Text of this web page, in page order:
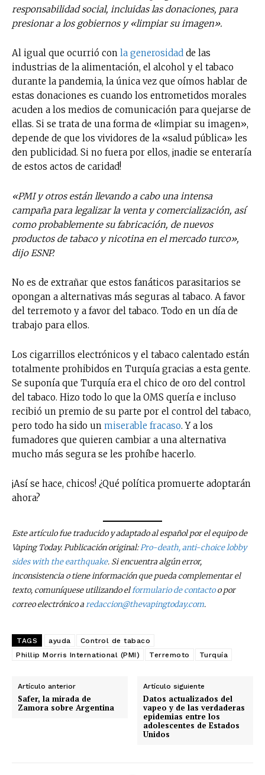
No te pierdas de las
responsabilidad social, incluidas las donaciones, para
presionar a los gobiernos y «limpiar su imagen».
Al igual que ocurrió con la generosidad de las
industrias de la alimentación, el alcohol y el tabaco
durante la pandemia, la única vez que oímos hablar de
estas donaciones es cuando los entrometidos morales
acuden a los medios de comunicación para quejarse de
ellas. Si se trata de una forma de «limpiar su imagen»,
depende de que los vividores de la «salud pública» les
den publicidad. Si no fuera por ellos, ¡nadie se enteraría
de estos actos de caridad!
«PMI y otros están llevando a cabo una intensa
campaña para legalizar la venta y comercialización, así
como probablemente su fabricación, de nuevos
productos de tabaco y nicotina en el mercado turco»,
dijo ESNP.
No es de extrañar que estos fanáticos parasitarios se
opongan a alternativas más seguras al tabaco. A favor
del terremoto y a favor del tabaco. Todo en un día de
trabajo para ellos.
Los cigarrillos electrónicos y el tabaco calentado están
totalmente prohibidos en Turquía gracias a esta gente.
Se suponía que Turquía era el chico de oro del control
del tabaco. Hizo todo lo que la OMS quería e incluso
recibió un premio de su parte por el control del tabaco,
pero todo ha sido un miserable fracaso. Y a los
fumadores que quieren cambiar a una alternativa
mucho más segura se les prohíbe hacerlo.
¡Así se hace, chicos! ¿Qué política promuerte adoptarán
ahora?
Este artículo fue traducido y adaptado al español por el equipo de
Vaping Today. Publicación original:Pro-death, anti-choice lobby
sides with the earthquake. Si encuentra algún error,
inconsistencia o tiene información que pueda complementar el
texto, comuníquese utilizando elformulario de contactoo por
correo electrónico aredaccion@thevapingtoday.com.
TAGS ayuda
Control de tabaco
Phillip Morris International (PMI)
Terremoto Turquía
Artículo anterior
Safer, la mirada de
Zamora sobre Argentina
Artículo siguiente
Datos actualizados del
vapeo y de las verdaderas
epidemias entre los
adolescentes de Estados
Unidos